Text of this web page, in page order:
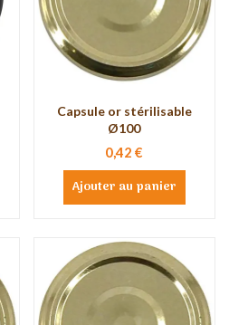
Capsule or stérilisable
Ø100
0,42 €
Ajouter au panier